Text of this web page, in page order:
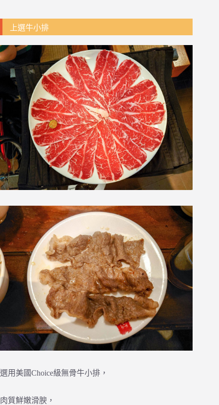
上選牛小排
選用美國Choice級無骨牛小排，
肉質鮮嫩滑腴，